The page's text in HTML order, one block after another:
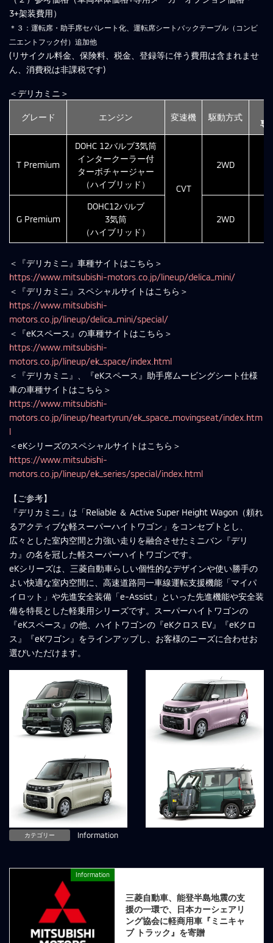
3+架装費用）
＊３：運転席・助手席セパレート化、運転席シートバックテーブル（コンビ
二エントフック付）追加他
(リサイクル料金、保険料、税金、登録等に伴う費用は含まれませ
ん、消費税は非課税です)
＜デリカミニ＞
グレード エンジン 変速機 駆動方式
専
T Premium
DOHC 12バルブ3気筒
インタークーラー付
ターボチャージャー
（ハイブリッド）
CVT
2WD
G Premium
DOHC12バルブ
3気筒
（ハイブリッド）
2WD
＜『デリカミニ』車種サイトはこちら＞
https://www.mitsubishi-motors.co.jp/lineup/delica_mini/
＜『デリカミニ』スペシャルサイトはこちら＞
https://www.mitsubishi-
motors.co.jp/lineup/delica_mini/special/
＜『eKスペース』の車種サイトはこちら＞
https://www.mitsubishi-
motors.co.jp/lineup/ek_space/index.html
＜『デリカミニ』、『eKスペース』助手席ムービングシート仕様
車の車種サイトはこちら＞
https://www.mitsubishi-
motors.co.jp/lineup/heartyrun/ek_space_movingseat/index.htm
l
＜eKシリーズのスペシャルサイトはこちら＞
https://www.mitsubishi-
motors.co.jp/lineup/ek_series/special/index.html
【ご参考】
『デリカミニ』は「Reliable ＆ Active Super Height Wagon（頼れ
るアクティブな軽スーパーハイトワゴン」をコンセプトとし、
広々とした室内空間と力強い走りを融合させたミニバン『デリ
カ』の名を冠した軽スーパーハイトワゴンです。
eKシリーズは、三菱自動車らしい個性的なデザインや使い勝手の
よい快適な室内空間に、高速道路同一車線運転支援機能「マイパ
イロット」や先進安全装備「e-Assist」といった先進機能や安全装
備を特長とした軽乗用シリーズです。スーパーハイトワゴンの
『eKスペース』の他、ハイトワゴンの『eKクロス EV』『eKクロ
ス』『eKワゴン』をラインアップし、お客様のニーズに合わせお
選びいただけます。
カテゴリー Information
Information
三菱自動車、能登半島地震の支
援の一環で、日本カーシェアリ
ング協会に軽商用車『ミニキャ
ブ トラック』を寄贈